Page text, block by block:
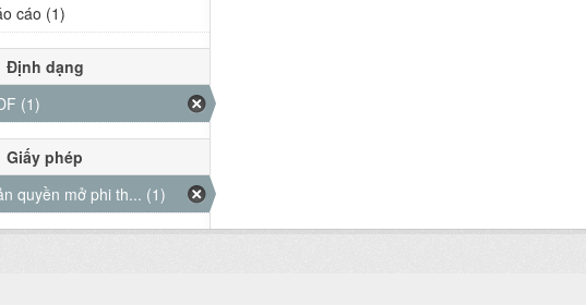
cáo (1)
Định dạng
(1)
Giấy phép
quyền mở phi th... (1)